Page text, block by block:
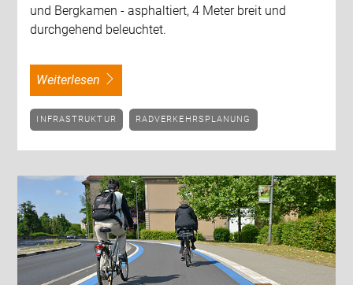
und Bergkamen - asphaltiert, 4 Meter breit und
durchgehend beleuchtet.
weiterlesen
INFRASTRUKTUR RADVERKEHRSPLANUNG